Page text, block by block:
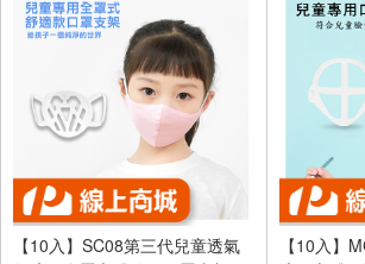
【10入】SC08第三代兒童透氣
【10入】